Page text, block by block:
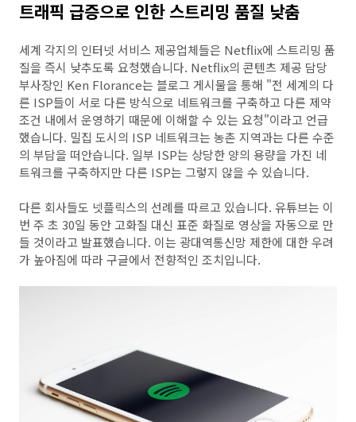
트래픽 급증으로 인한 스트리밍 품질 낮춤
세계 각지의 인터넷 서비스 제공업체들은 Netflix에 스트리밍 품
질을 즉시 낮추도록 요청했습니다. Netflix의 콘텐츠 제공 담당
부사장인 Ken Florance는 블로그 게시물을 통해 "전 세계의 다
른 ISP들이 서로 다른 방식으로 네트워크를 구축하고 다른 제약
조건 내에서 운영하기 때문에 이해할 수 있는 요청"이라고 언급
했습니다. 밀집 도시의 ISP 네트워크는 농촌 지역과는 다른 수준
의 부담을 떠안습니다. 일부 ISP는 상당한 양의 용량을 가진 네
트워크를 구축하지만 다른 ISP는 그렇지 않을 수 있습니다.
다른 회사들도 넷플릭스의 선례를 따르고 있습니다. 유튜브는 이
번 주 초 30일 동안 고화질 대신 표준 화질로 영상을 자동으로 만
들 것이라고 발표했습니다. 이는 광대역통신망 제한에 대한 우려
가 높아짐에 따라 구글에서 전향적인 조치입니다.